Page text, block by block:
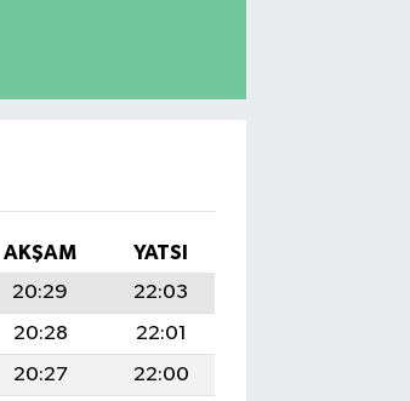
AKŞAM
YATSI
20:29
22:03
20:28
22:01
20:27
22:00